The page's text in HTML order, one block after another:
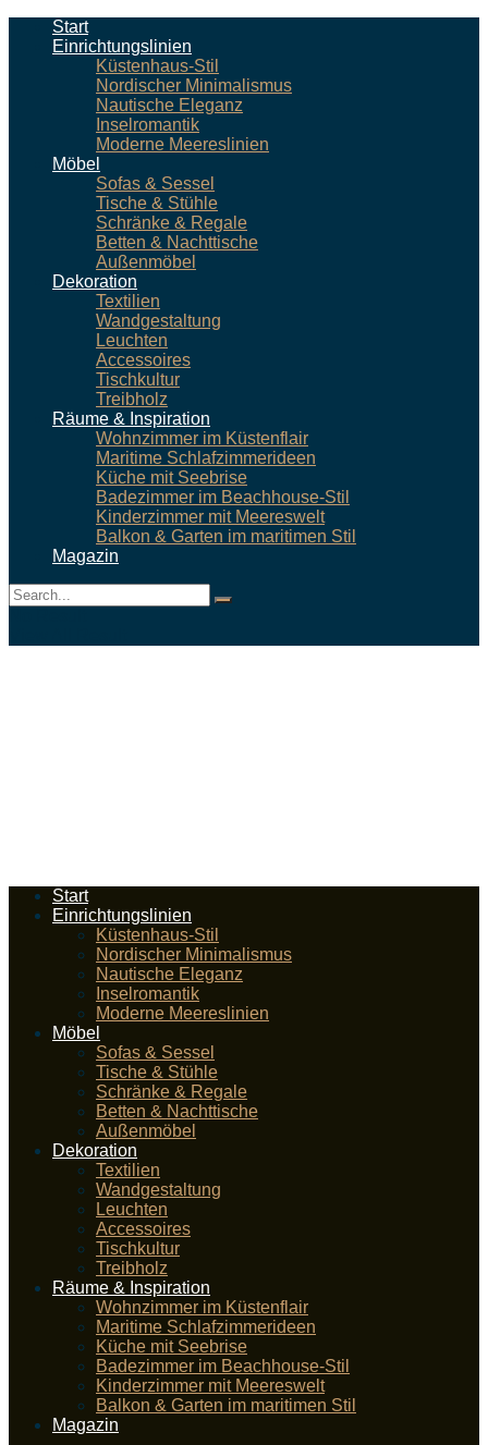
Start
Einrichtungslinien
Küstenhaus-Stil
Nordischer Minimalismus
Nautische Eleganz
Inselromantik
Moderne Meereslinien
Möbel
Sofas & Sessel
Tische & Stühle
Schränke & Regale
Betten & Nachttische
Außenmöbel
Dekoration
Textilien
Wandgestaltung
Leuchten
Accessoires
Tischkultur
Treibholz
Räume & Inspiration
Wohnzimmer im Küstenflair
Maritime Schlafzimmerideen
Küche mit Seebrise
Badezimmer im Beachhouse-Stil
Kinderzimmer mit Meereswelt
Balkon & Garten im maritimen Stil
Magazin
Start
Einrichtungslinien
Küstenhaus-Stil
Nordischer Minimalismus
Nautische Eleganz
Inselromantik
Moderne Meereslinien
Möbel
Sofas & Sessel
Tische & Stühle
Schränke & Regale
Betten & Nachttische
Außenmöbel
Dekoration
Textilien
Wandgestaltung
Leuchten
Accessoires
Tischkultur
Treibholz
Räume & Inspiration
Wohnzimmer im Küstenflair
Maritime Schlafzimmerideen
Küche mit Seebrise
Badezimmer im Beachhouse-Stil
Kinderzimmer mit Meereswelt
Balkon & Garten im maritimen Stil
Magazin